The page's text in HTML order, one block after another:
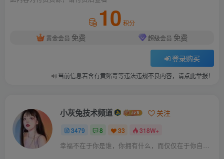
10 积分
黄金会员 免费 超级会员 免费
登录购买
当前信息若含有黄赌毒等违法违规不良内容，请点此举报！
小灰兔技术频道 关注
3479 8 33 318W+
幸福不在于你是谁，你拥有什么，而仅仅在于你自己怎么看待